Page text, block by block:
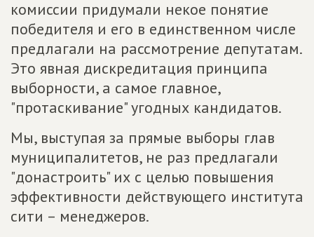
комиссии придумали некое понятие
победителя и его в единственном числе
предлагали на рассмотрение депутатам.
Это явная дискредитация принципа
выборности, а самое главное,
"протаскивание" угодных кандидатов.
Мы, выступая за прямые выборы глав
муниципалитетов, не раз предлагали
"донастроить" их с целью повышения
эффективности действующего института
сити – менеджеров.